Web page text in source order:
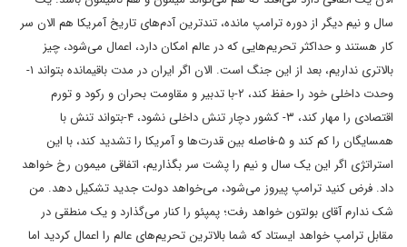
سال و نیم دیگر از دوره ترامپ مانده، تندترین آدم‌های تاریخ آمریکا هم الان سر
کار هستند و حداکثر تحریم‌هایی که در عالم امکان ‌دارد، اعمال می‌شود، چیز
بالاتری نداریم، بعد از این جنگ است. الان اگر ایران در مدت باقیمانده بتواند ۱-
وحدت داخلی خود را حفظ کند، ۲-با تدبیر و مقاومت بحران و رکود و تورم
اقتصادی را مهار کند، ۳- کشور دچار تنش داخلی نشود، ۴-بتواند تنش با
همسایگان را کم کند و ۵-فاصله بین قدرت‌ها و آمریکا را تشدید کند، با این
استراتژی اگر این یک سال و نیم را پشت سر بگذاریم، اتفاقی میمون رخ خواهد
داد. فرض کنید ترامپ پیروز می‌شود، می‌خواهد دولت جدید تشکیل دهد. من
شک ندارم آقای بولتون خواهد رفت؛ پمپئو را کنار می‌گذارد و یک منطقی در
مقابل ترامپ خواهد ایستاد که شما بالاترین تحریم‌های عالم را اعمال کردید اما